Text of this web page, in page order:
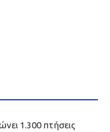
1.300 πτήσεις